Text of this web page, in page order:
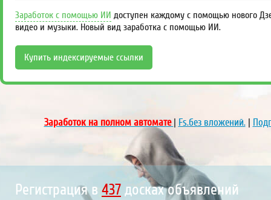
Заработок с помощью ИИ доступен каждому с помощью нового
видео и музыки. Новый вид заработка с помощью ИИ.
Купить индексируемые ссылки
Заработок на полном автомате| Fs.без вложений.|
Регистрация в 469 досках объявлений